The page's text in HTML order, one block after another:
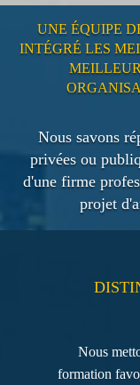
UNE ÉQUIPE
INTÉGRÉ LES
Nous savons
privées ou
d'une firme
projet
Nous
formation